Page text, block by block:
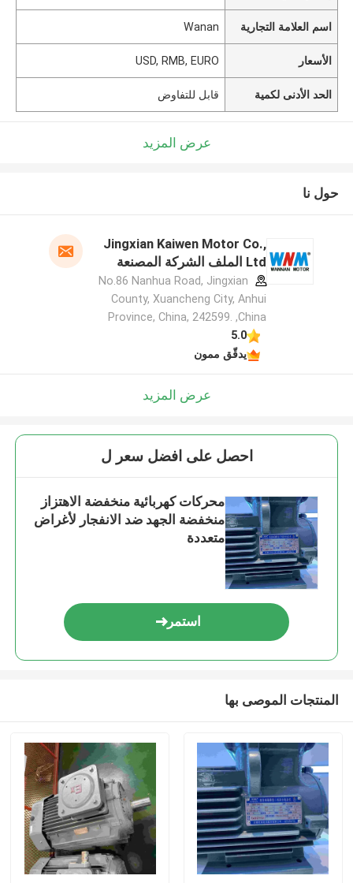
اسم العلامة التجارية Wanan
الأسعار USD, RMB, EURO
الحد الأدنى لكمية قابل للتفاوض
عرض المزيد
حول نا
Jingxian Kaiwen Motor Co.,
Ltd الملف الشركة المصنعة
No.86 Nanhua Road, Jingxian
County, Xuancheng City, Anhui
Province, China, 242599. ,China
5.0
يدقّق ممون
عرض المزيد
احصل على افضل سعر ل
محركات كهربائية منخفضة الاهتزاز
منخفضة الجهد ضد الانفجار لأغراض
متعددة
استمر
المنتجات الموصى بها